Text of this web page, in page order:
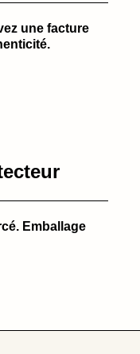
une facture
Emballage